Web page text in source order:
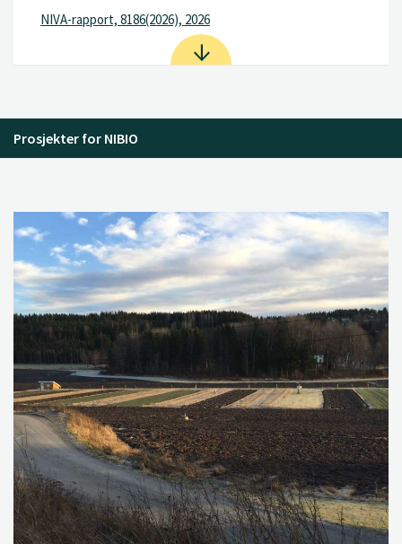
NIVA-rapport, 8186(2026), 2026
Prosjekter for NIBIO